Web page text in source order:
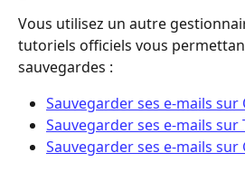
Vous utilisez un autre
tutoriels officiels vous
sauvegardes :
Sauvegarder ses e-mails
Sauvegarder ses e-mails
Sauvegarder ses e-mails sur